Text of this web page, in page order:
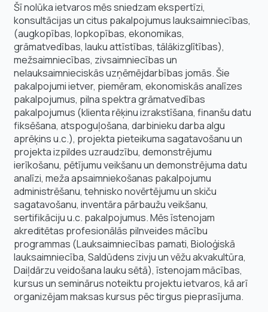
Šī nolūka ietvaros mēs sniedzam ekspertīzi,
konsultācijas un citus pakalpojumus lauksaimniecības,
(augkopības, lopkopības, ekonomikas,
grāmatvedības, lauku attīstības, tālākizglītības),
mežsaimniecības, zivsaimniecības un
nelauksaimnieciskās uzņēmējdarbības jomās. Šie
pakalpojumi ietver, piemēram, ekonomiskās analīzes
pakalpojumus, pilna spektra grāmatvedības
pakalpojumus (klienta rēķinu izrakstīšana, finanšu datu
fiksēšana, atspoguļošana, darbinieku darba algu
aprēķins u.c.), projekta pieteikuma sagatavošanu un
projekta izpildes uzraudzību, demonstrējumu
ierīkošanu, pētījumu veikšanu un demonstrējuma datu
analīzi, meža apsaimniekošanas pakalpojumu
administrēšanu, tehnisko novērtējumu un skiču
sagatavošanu, inventāra pārbaužu veikšanu,
sertifikāciju u.c. pakalpojumus. Mēs īstenojam
akreditētas profesionālās pilnveides mācību
programmas (Lauksaimniecības pamati, Bioloģiskā
lauksaimniecība, Saldūdens zivju un vēžu akvakultūra,
Daiļdārzu veidošana lauku sētā), īstenojam mācības,
kursus un seminārus noteiktu projektu ietvaros, kā arī
organizējam maksas kursus pēc tirgus pieprasījuma.